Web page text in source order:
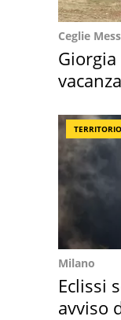
Ceglie
TERRITORIO
Milano
Eclissi
avviso